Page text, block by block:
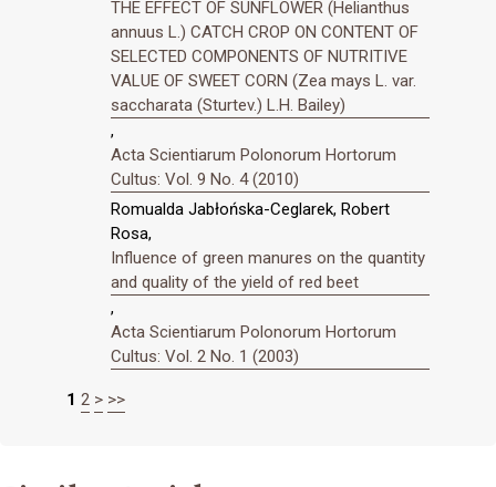
THE EFFECT OF SUNFLOWER (Helianthus
annuus L.) CATCH CROP ON CONTENT OF
SELECTED COMPONENTS OF NUTRITIVE
VALUE OF SWEET CORN (Zea mays L. var.
saccharata (Sturtev.) L.H. Bailey)
,
Acta Scientiarum Polonorum Hortorum
Cultus: Vol. 9 No. 4 (2010)
Romualda Jabłońska-Ceglarek, Robert
Rosa,
Influence of green manures on the quantity
and quality of the yield of red beet
,
Acta Scientiarum Polonorum Hortorum
Cultus: Vol. 2 No. 1 (2003)
1 2 > >>